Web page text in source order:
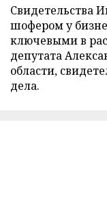
Свидетельства
шофером у
ключевыми в
депутата
области,
дела.